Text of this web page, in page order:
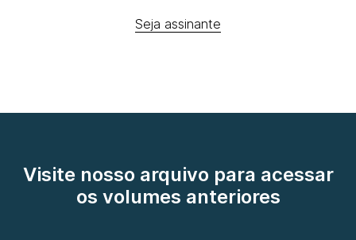
Seja assinante
Visite nosso arquivo para acessar
os volumes anteriores